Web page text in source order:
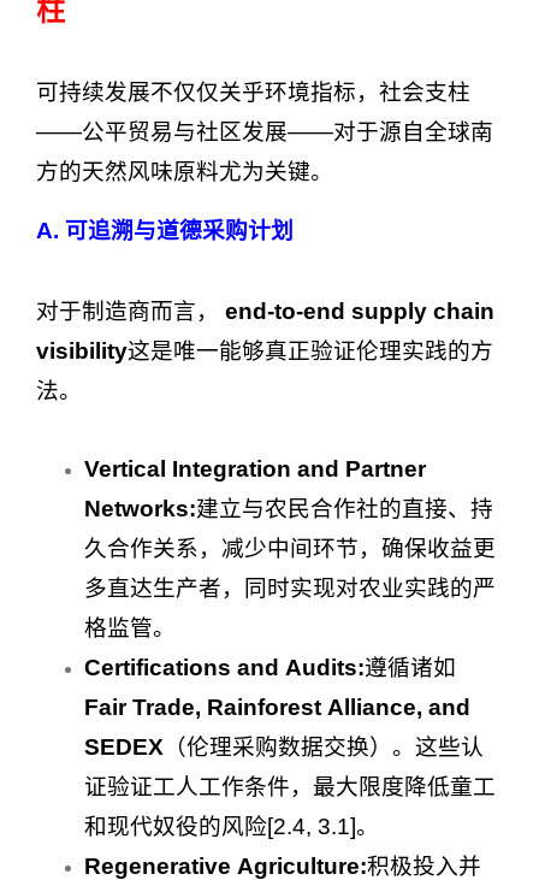
柱
可持续发展不仅仅关乎环境指标，社会支柱
——公平贸易与社区发展——对于源自全球南
方的天然风味原料尤为关键。
A. 可追溯与道德采购计划
对于制造商而言， end-to-end supply chain
visibility这是唯一能够真正验证伦理实践的方
法。
Vertical Integration and Partner
Networks:建立与农民合作社的直接、持
久合作关系，减少中间环节，确保收益更
多直达生产者，同时实现对农业实践的严
格监管。
Certifications and Audits:遵循诸如
Fair Trade, Rainforest Alliance, and
SEDEX （伦理采购数据交换）。这些认
证验证工人工作条件，最大限度降低童工
和现代奴役的风险[2.4, 3.1]。
Regenerative Agriculture:积极投入并